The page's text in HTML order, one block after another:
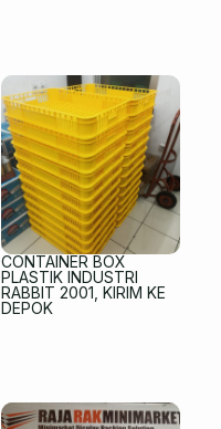
CONTAINER BOX
PLASTIK INDUSTRI
RABBIT 2001, KIRIM KE
DEPOK